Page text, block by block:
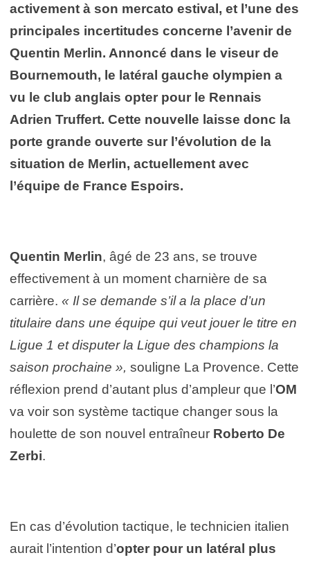
activement à son mercato estival, et l’une des
principales incertitudes concerne l’avenir de
Quentin Merlin. Annoncé dans le viseur de
Bournemouth, le latéral gauche olympien a
vu le club anglais opter pour le Rennais
Adrien Truffert. Cette nouvelle laisse donc la
porte grande ouverte sur l’évolution de la
situation de Merlin, actuellement avec
l’équipe de France Espoirs.
Quentin Merlin, âgé de 23 ans, se trouve
effectivement à un moment charnière de sa
carrière. « Il se demande s’il a la place d’un
titulaire dans une équipe qui veut jouer le titre en
Ligue 1 et disputer la Ligue des champions la
saison prochaine », souligne La Provence. Cette
réflexion prend d’autant plus d’ampleur que l’OM
va voir son système tactique changer sous la
houlette de son nouvel entraîneur Roberto De
Zerbi.
En cas d’évolution tactique, le technicien italien
aurait l’intention d’opter pour un latéral plus